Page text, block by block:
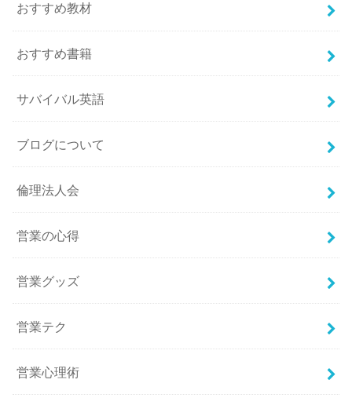
おすすめ教材
おすすめ書籍
サバイバル英語
ブログについて
倫理法人会
営業の心得
営業グッズ
営業テク
営業心理術